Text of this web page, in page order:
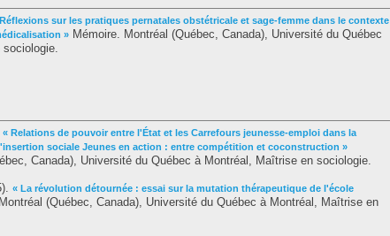
sur les pratiques pernatales obstétricale et sage-femme dans le contexte
» Mémoire. Montréal (Québec, Canada), Université du Québec
« Relations de pouvoir entre l'État et les Carrefours jeunesse-emploi dans la
sociale Jeunes en action : entre compétition et coconstruction »
Canada), Université du Québec à Montréal, Maîtrise en sociologie.
« La révolution détournée : essai sur la mutation thérapeutique de l'école
(Québec, Canada), Université du Québec à Montréal, Maîtrise en